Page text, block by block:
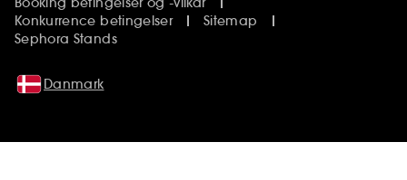
Konkurrence betingelser
Sitemap
Sephora Stands
Danmark